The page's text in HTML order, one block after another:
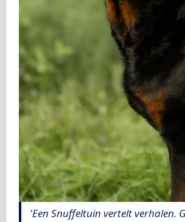
'Een Snuffeltuin vertelt verhalen.